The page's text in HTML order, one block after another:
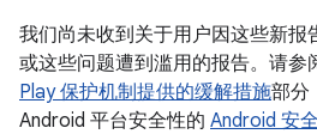
我们尚未收到关于用户因这些新报
或这些问题遭到滥用的报告。请参
Play 保护机制提供的缓解措施部分
Android 平台安全性的 Android 安